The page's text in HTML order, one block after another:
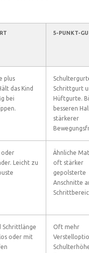
5-PUNKT-
plus
das Kind
bei
Schrittgurt
Hüftgurte.
besseren
stärkerer
oder
Leicht zu
Ähnliche
oft stärker
gepolsterte
Anschnitte
Schrittlänge
oder mit
Oft mehr